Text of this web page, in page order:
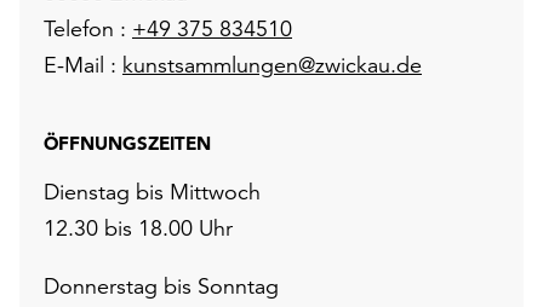
Telefon : +49 375 834510
E-Mail : kunstsammlungen@zwickau.de
ÖFFNUNGSZEITEN
Dienstag bis Mittwoch
12.30 bis 18.00 Uhr
Donnerstag bis Sonntag